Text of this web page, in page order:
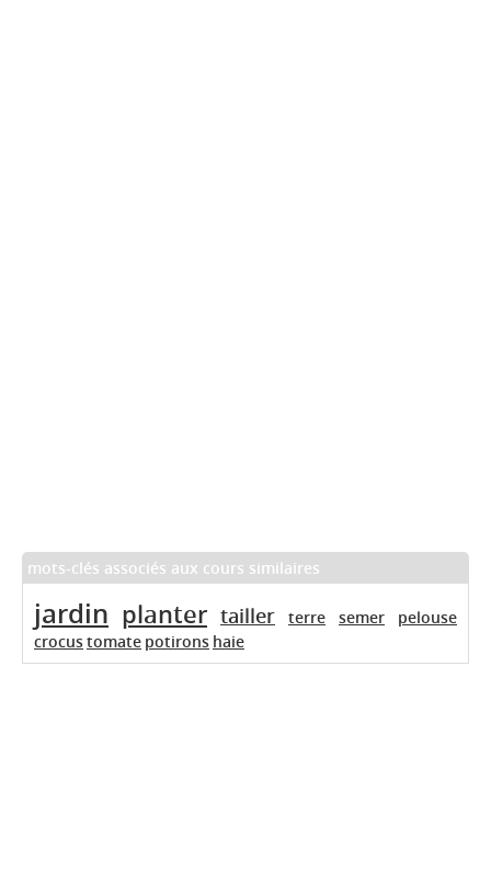
mots-clés associés aux cours similaires
jardin planter tailler terre semer
pelouse
crocustomate potirons haie